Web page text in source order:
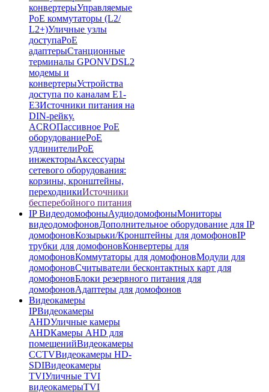
конвертерыУправляемые
PoE коммутаторы (L2/
L2+)Уличные узлы
доступаPoE
адаптерыСтанционные
терминалы GPONVDSL2
модемы и
конвертерыУстройства
доступа по каналам E1-
E3Источники питания на
DIN-рейку.
ACROПассивное PoE
оборудованиеPoE
удлинителиPoE
инжекторыАксессуары
сетевого оборудования:
корзины, кронштейны,
переходникиИсточники
бесперебойного питания
IP ВидеодомофоныАудиодомофоныМониторы
видеодомофоновДополнительное оборудование для IP
домофоновКозырьки/Кронштейны для домофоновIP
трубки для домофоновКонвертеры для
домофоновКоммутаторы для домофоновМодули для
домофоновСчитыватели бесконтактных карт для
домофоновБлоки резервного питания для
домофоновАдаптеры для домофонов
Видеокамеры
IPВидеокамеры
AHDУличные камеры
AHDКамеры AHD для
помещенийВидеокамеры
CCTVВидеокамеры HD-
SDIВидеокамеры
TVIУличные TVI
видеокамерыTVI